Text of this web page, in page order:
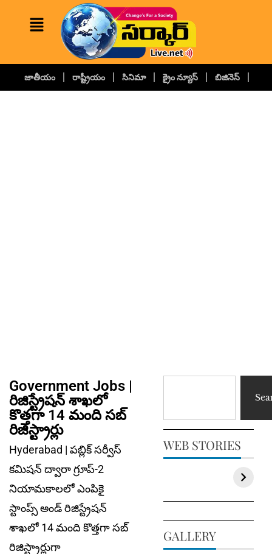
జాతీయం రాష్ట్రీయం సినిమా క్రైం న్యూస్ బిజినెస్
Government Jobs |
రిజిస్ట్రేషన్‌ శాఖలో
కొత్తగా 14 మంది సబ్‌
రిజిస్ట్రార్లు
Hyderabad | పబ్లిక్‌ సర్వీస్‌
కమిషన్‌ ద్వారా గ్రూప్‌-2
నియామకాలలో ఎంపికై
స్టాంప్స్‌ అండ్‌ రిజిస్ట్రేషన్‌
శాఖలో 14 మంది కొత్త‌గా సబ్‌
రిజిస్ట్రార్లుగా
WEB STORIES
GALLERY